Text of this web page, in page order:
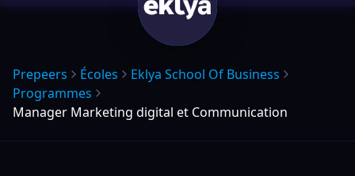
Prepeers Écoles
Eklya School Of Business
Programmes
Manager Marketing digital et Communication